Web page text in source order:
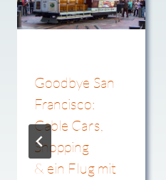
Goodbye San
Francisco:
Cable Cars,
Shopping
& ein Flug mit